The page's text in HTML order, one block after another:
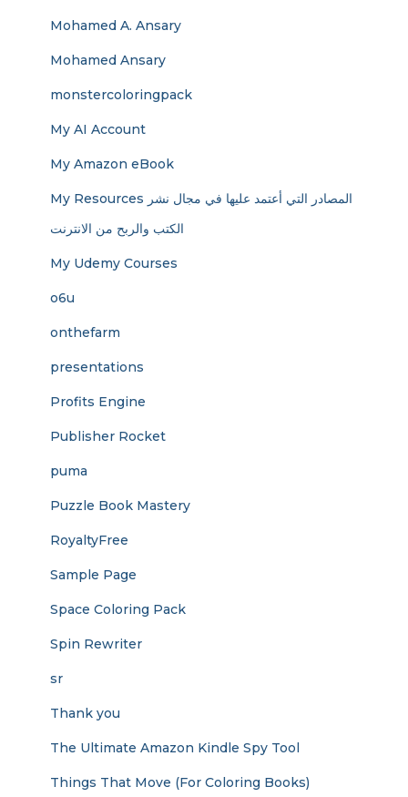
Mohamed A. Ansary
Mohamed Ansary
monstercoloringpack
My AI Account
My Amazon eBook
My Resources المصادر التي أعتمد عليها في مجال نشر
الكتب والربح من الانترنت
My Udemy Courses
o6u
onthefarm
presentations
Profits Engine
Publisher Rocket
puma
Puzzle Book Mastery
RoyaltyFree
Sample Page
Space Coloring Pack
Spin Rewriter
sr
Thank you
The Ultimate Amazon Kindle Spy Tool
Things That Move (For Coloring Books)